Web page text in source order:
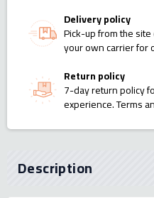
Delivery policy
Pick-up from the
your own carrier for
Return policy
7-day return policy
experience. Terms
Description